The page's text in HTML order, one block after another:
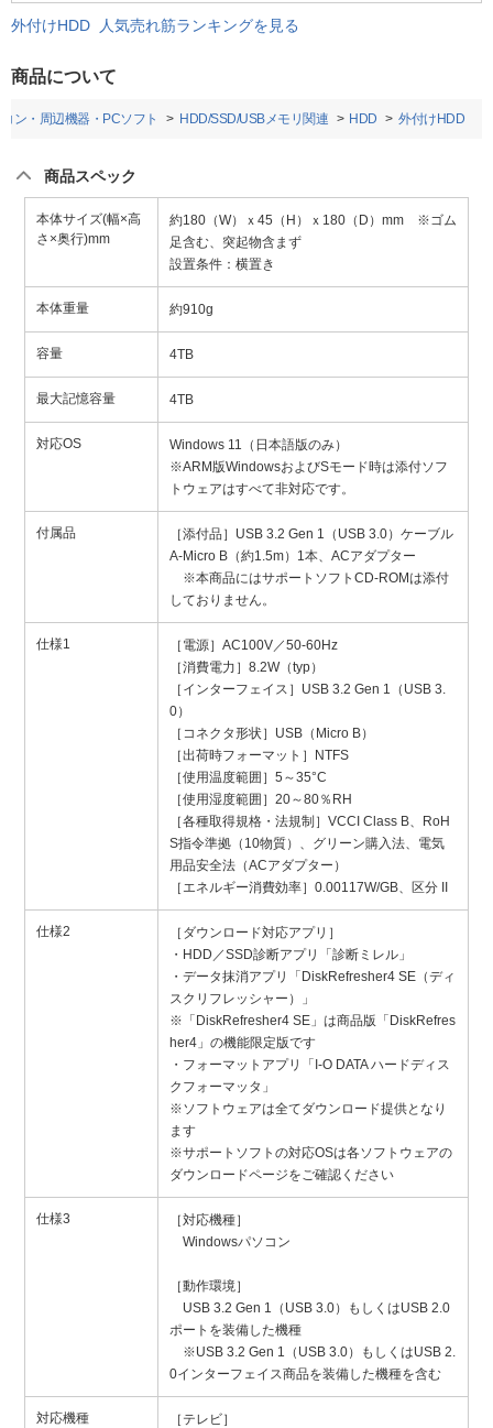
外付けHDD 人気売れ筋ランキングを見る
商品について
ン・周辺機器・PCソフト HDD/SSD/USBメモリ関連 HDD 外付けHDD
商品スペック
本体サイズ(幅×高
さ×奥行)mm
約180（W）ｘ45（H）ｘ180（D）mm ※ゴム
足含む、突起物含まず
設置条件：横置き
本体重量 約910g
容量 4TB
最大記憶容量 4TB
対応OS
Windows 11（日本語版のみ）
※ARM版WindowsおよびSモード時は添付ソフ
トウェアはすべて非対応です。
付属品
［添付品］USB 3.2 Gen 1（USB 3.0）ケーブル
A-Micro B（約1.5m）1本、ACアダプター
※本商品にはサポートソフトCD-ROMは添付
しておりません。
仕様1
［電源］AC100V／50-60Hz
［消費電力］8.2W（typ）
［インターフェイス］USB 3.2 Gen 1（USB 3.
0）
［コネクタ形状］USB（Micro B）
［出荷時フォーマット］NTFS
［使用温度範囲］5～35°C
［使用湿度範囲］20～80％RH
［各種取得規格・法規制］VCCI Class B、RoH
S指令準拠（10物質）、グリーン購入法、電気
用品安全法（ACアダプター）
［エネルギー消費効率］0.00117W/GB、区分 II
仕様2
［ダウンロード対応アプリ］
・HDD／SSD診断アプリ「診断ミレル」
・データ抹消アプリ「DiskRefresher4 SE（ディ
スクリフレッシャー）」
※「DiskRefresher4 SE」は商品版「DiskRefres
her4」の機能限定版です
・フォーマットアプリ「I-O DATA ハードディス
クフォーマッタ」
※ソフトウェアは全てダウンロード提供となり
ます
※サポートソフトの対応OSは各ソフトウェアの
ダウンロードページをご確認ください
仕様3
［対応機種］
Windowsパソコン
［動作環境］
USB 3.2 Gen 1（USB 3.0）もしくはUSB 2.0
ポートを装備した機種
※USB 3.2 Gen 1（USB 3.0）もしくはUSB 2.
0インターフェイス商品を装備した機種を含む
対応機種
［テレビ］